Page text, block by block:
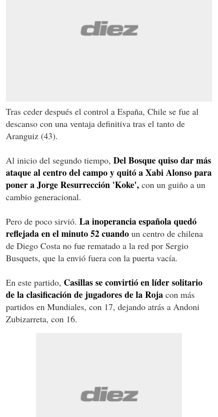
Tras ceder después el control a España, Chile se fue al
descanso con una ventaja definitiva tras el tanto de
Aranguiz (43).
Al inicio del segundo tiempo, Del Bosque quiso dar más
ataque al centro del campo y quitó a Xabi Alonso para
poner a Jorge Resurrección 'Koke', con un guiño a un
cambio generacional.
Pero de poco sirvió. La inoperancia española quedó
reflejada en el minuto 52 cuando un centro de chilena
de Diego Costa no fue rematado a la red por Sergio
Busquets, que la envió fuera con la puerta vacía.
En este partido, Casillas se convirtió en líder solitario
de la clasificación de jugadores de la Roja con más
partidos en Mundiales, con 17, dejando atrás a Andoni
Zubizarreta, con 16.